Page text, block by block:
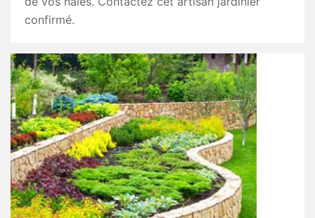
confirmé.